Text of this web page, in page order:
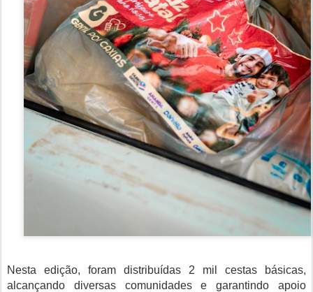
Nesta edição, foram distribuídas 2 mil cestas básicas,
alcançando diversas comunidades e garantindo apoio